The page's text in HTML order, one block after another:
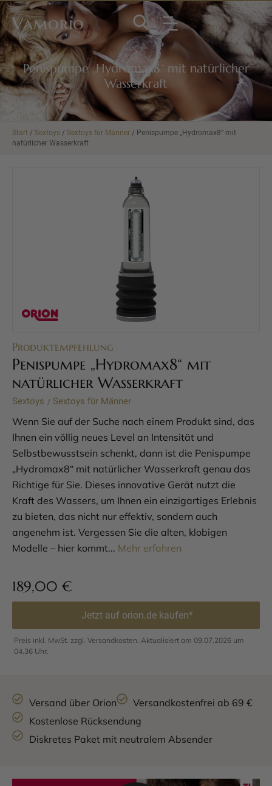
Vamorio
Penispumpe „Hydromax8“ mit natürlicher
Wasserkraft
Start / Sextoys / Sextoys für Männer / Penispumpe „Hydromax8“ mit
natürlicher Wasserkraft
Produktempfehlung
Penispumpe „Hydromax8“ mit
natürlicher Wasserkraft
Sextoys / Sextoys für Männer
Wenn Sie auf der Suche nach einem Produkt sind, das
Ihnen ein völlig neues Level an Intensität und
Selbstbewusstsein schenkt, dann ist die Penispumpe
„Hydromax8“ mit natürlicher Wasserkraft genau das
Richtige für Sie. Dieses innovative Gerät nutzt die
Kraft des Wassers, um Ihnen ein einzigartiges Erlebnis
zu bieten, das nicht nur effektiv, sondern auch
angenehm ist. Vergessen Sie die alten, klobigen
Modelle – hier kommt... Mehr erfahren
189,00 €
Jetzt auf orion.de kaufen*
Preis inkl. MwSt. zzgl. Versandkosten. Aktualisiert am 09.07.2026 um
04.36 Uhr.
Versand über Orion
Versandkostenfrei ab 69 €
Kostenlose Rücksendung
Diskretes Paket mit neutralem Absender